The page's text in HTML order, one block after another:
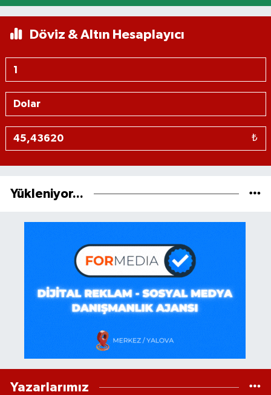
Döviz & Altın Hesaplayıcı
₺
Yükleniyor...
Yazarlarımız